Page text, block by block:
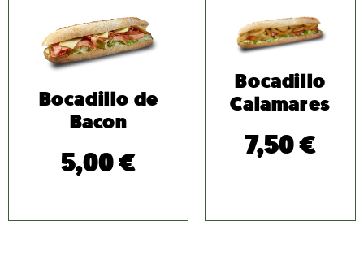
Bocadillo de
Bacon
5,00€
Bocadillo
Calamares
7,50€